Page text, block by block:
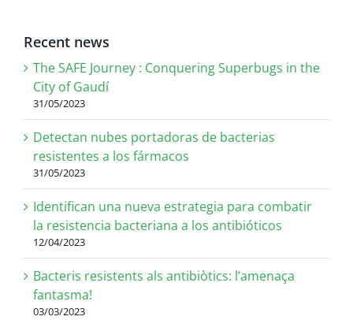
Recent news
The SAFE Journey : Conquering Superbugs in the
City of Gaudí
31/05/2023
Detectan nubes portadoras de bacterias
resistentes a los fármacos
31/05/2023
Identifican una nueva estrategia para combatir
la resistencia bacteriana a los antibióticos
12/04/2023
Bacteris resistents als antibiòtics: l’amenaça
fantasma!
03/03/2023